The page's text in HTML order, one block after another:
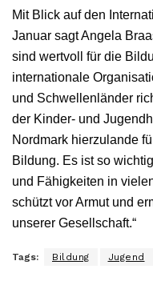
Mit Blick auf den
Januar sagt Angela
sind wertvoll für die
internationale
und Schwellenländer
der Kinder- und
Nordmark hierzulande
Bildung. Es ist so
und Fähigkeiten in
schützt vor Armut und
unserer Gesellschaft.“
Tags: Bildung Jugend